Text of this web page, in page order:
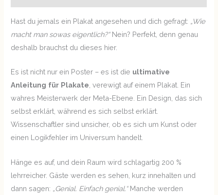
Hast du jemals ein Plakat angesehen und dich gefragt: „Wie
macht man sowas eigentlich?“Nein? Perfekt, denn genau
deshalb brauchst du dieses hier.
Es ist nicht nur ein Poster – es ist die ultimative
Anleitung für Plakate , verewigt auf einem Plakat. Ein
wahres Meisterwerk der Meta-Ebene. Ein Design, das sich
selbst erklärt, während es sich selbst erklärt.
Wissenschaftler sind unsicher, ob es sich um Kunst oder
einen Logikfehler im Universum handelt.
Hänge es auf, und dein Raum wird schlagartig 200 %
lehrreicher. Gäste werden es sehen, kurz innehalten und
dann sagen: „Genial. Einfach genial.“Manche werden